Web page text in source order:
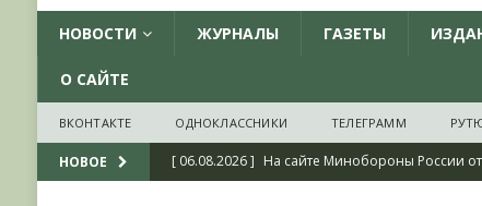
НОВОСТИ ЖУРНАЛЫ ГАЗЕТЫ
О САЙТЕ
ВКОНТАКТЕ ОДНОКЛАССНИКИ ТЕЛЕГРАММ
НОВОЕ [ 06.08.2026 ] На сайте Минобороны России